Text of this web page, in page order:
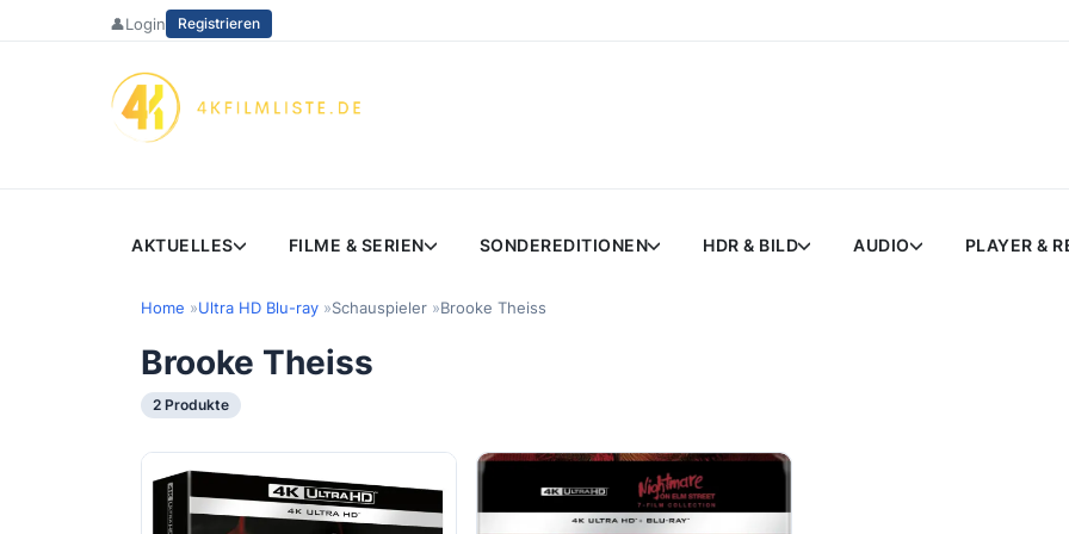
👤Login Registrieren
AKTUELLES FILME & SERIEN SONDEREDITIONEN HDR & BILD AUDIO PLAYER &
Home Ultra HD Blu-ray Schauspieler Brooke Theiss
Brooke Theiss
2 Produkte